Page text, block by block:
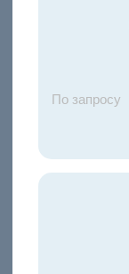
По запросу